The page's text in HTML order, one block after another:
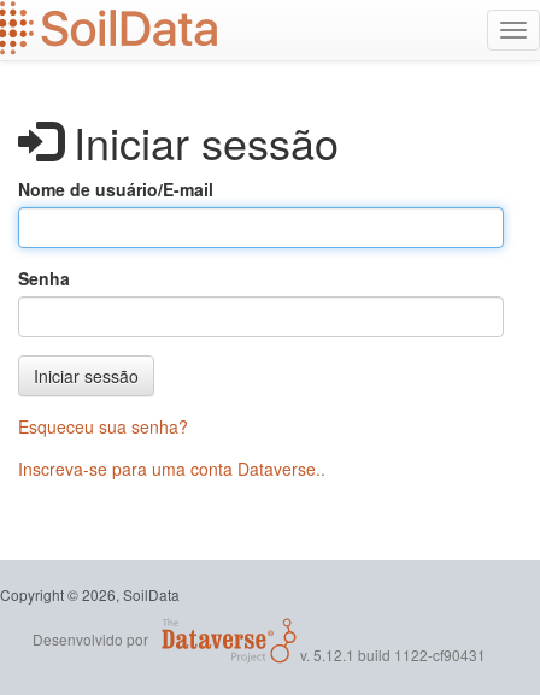
Ir
para
o
Iniciar sessão
Nome de usuário/E-mail
Senha
Iniciar sessão
Esqueceu sua senha?
Inscreva-se para uma conta Dataverse..
Copyright © 2026, SoilData
Desenvolvido por
v. 5.12.1 build 1122-cf90431